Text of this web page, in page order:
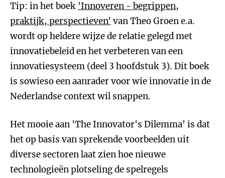
Tip: in het boek 'Innoveren - begrippen,
praktijk, perspectieven' van Theo Groen e.a.
wordt op heldere wijze de relatie gelegd met
innovatiebeleid en het verbeteren van een
innovatiesysteem (deel 3 hoofdstuk 3). Dit boek
is sowieso een aanrader voor wie innovatie in de
Nederlandse context wil snappen.
Het mooie aan 'The Innovator's Dilemma' is dat
het op basis van sprekende voorbeelden uit
diverse sectoren laat zien hoe nieuwe
technologieën plotseling de spelregels